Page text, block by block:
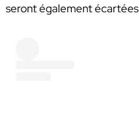
seront également